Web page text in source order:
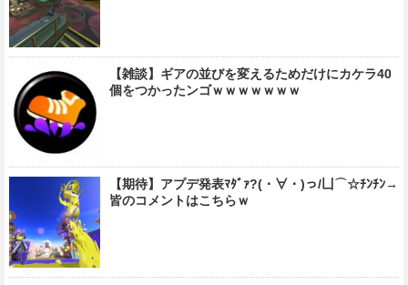
【雑談】ギアの並びを変えるためだけにカケラ40
個をつかったンゴｗｗｗｗｗｗｗ
【期待】アプデ発表ﾏﾀﾞｧ?(・∀・)っ/凵⌒☆ﾁﾝﾁﾝ→
皆のコメントはこちらｗ